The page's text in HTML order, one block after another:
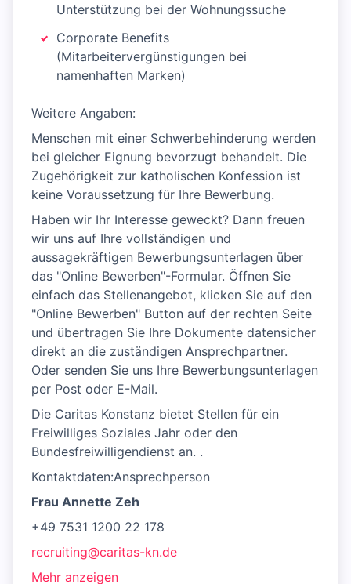
Unterstützung bei der Wohnungssuche
Corporate Benefits
(Mitarbeitervergünstigungen bei
namenhaften Marken)
Weitere Angaben:
Menschen mit einer Schwerbehinderung werden
bei gleicher Eignung bevorzugt behandelt. Die
Zugehörigkeit zur katholischen Konfession ist
keine Voraussetzung für Ihre Bewerbung.
Haben wir Ihr Interesse geweckt? Dann freuen
wir uns auf Ihre vollständigen und
aussagekräftigen Bewerbungsunterlagen über
das "Online Bewerben"-Formular. Öffnen Sie
einfach das Stellenangebot, klicken Sie auf den
"Online Bewerben" Button auf der rechten Seite
und übertragen Sie Ihre Dokumente datensicher
direkt an die zuständigen Ansprechpartner.
Oder senden Sie uns Ihre Bewerbungsunterlagen
per Post oder E-Mail.
Die Caritas Konstanz bietet Stellen für ein
Freiwilliges Soziales Jahr oder den
Bundesfreiwilligendienst an. .
Kontaktdaten:Ansprechperson
Frau Annette Zeh
+49 7531 1200 22 178
recruiting@caritas-kn.de
Mehr anzeigen